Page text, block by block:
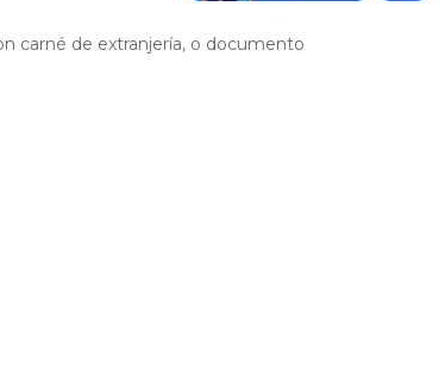
carné de extranjería, o documento